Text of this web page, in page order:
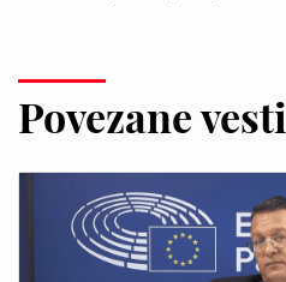
Povezane vesti